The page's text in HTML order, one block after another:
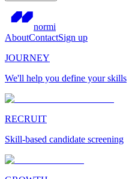
normi
AboutContactSign up
JOURNEY
We'll help you define your skills
RECRUIT
Skill-based candidate screening